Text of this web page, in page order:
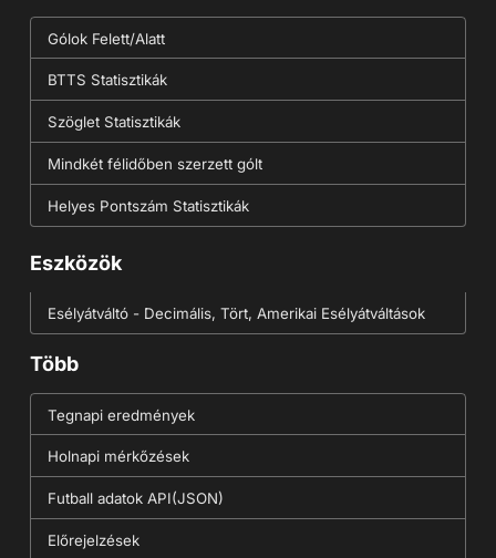
Gólok Felett/Alatt
BTTS Statisztikák
Szöglet Statisztikák
Mindkét félidőben szerzett gólt
Helyes Pontszám Statisztikák
Eszközök
Esélyátváltó - Decimális, Tört, Amerikai Esélyátváltások
Több
Tegnapi eredmények
Holnapi mérkőzések
Futball adatok API(JSON)
Előrejelzések